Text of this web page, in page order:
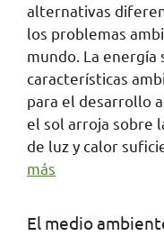
alternativas
los problemas
mundo. La energía
características
para el desarrollo
el sol arroja sobre
de luz y calor
más
El medio